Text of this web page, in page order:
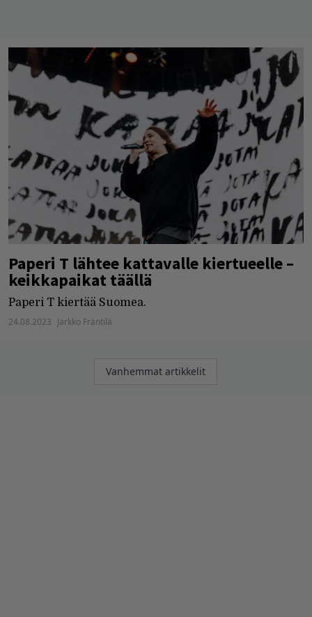
Paperi T lähtee kattavalle kiertueelle –
keikkapaikat täällä
Paperi T kiertää Suomea.
24.08.2023 Jarkko Fräntilä
Artikkelien
Vanhemmat artikkelit